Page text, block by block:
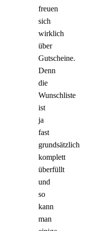
freuen
sich
wirklich
über
Gutscheine.
Denn
die
Wunschliste
ist
ja
fast
grundsätzlich
komplett
überfüllt
und
so
kann
man